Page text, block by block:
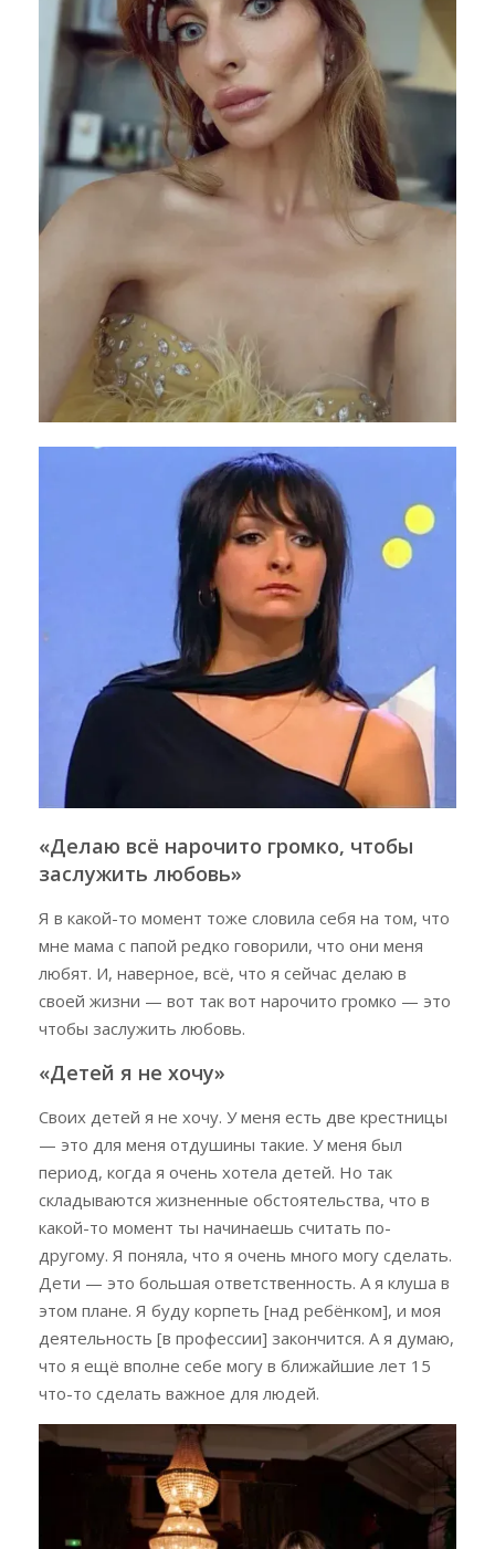
«Делаю всё нарочито громко, чтобы
заслужить любовь»
Я в какой-то момент тоже словила себя на том, что
мне мама с папой редко говорили, что они меня
любят. И, наверное, всё, что я сейчас делаю в
своей жизни — вот так вот нарочито громко — это
чтобы заслужить любовь.
«Детей я не хочу»
Своих детей я не хочу. У меня есть две крестницы
— это для меня отдушины такие. У меня был
период, когда я очень хотела детей. Но так
складываются жизненные обстоятельства, что в
какой-то момент ты начинаешь считать по-
другому. Я поняла, что я очень много могу сделать.
Дети — это большая ответственность. А я клуша в
этом плане. Я буду корпеть [над ребёнком], и моя
деятельность [в профессии] закончится. А я думаю,
что я ещё вполне себе могу в ближайшие лет 15
что-то сделать важное для людей.